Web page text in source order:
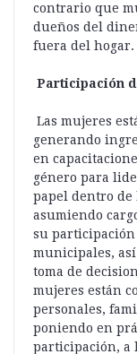
contrario que
dueños del
fuera del hogar.
Participación
Las mujeres
generando
en
género para
papel dentro de
asumiendo
su participación
municipales, así
toma de
mujeres están
personales,
poniendo en
participación, a